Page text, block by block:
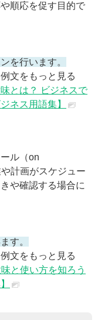
順応を促す目的で
を行います。
文をもっと見る
とは？ ビジネスで
ネス用語集】
ル（on
計画がスケジュー
や確認する場合に
す。
文をもっと見る
と使い方を知ろう